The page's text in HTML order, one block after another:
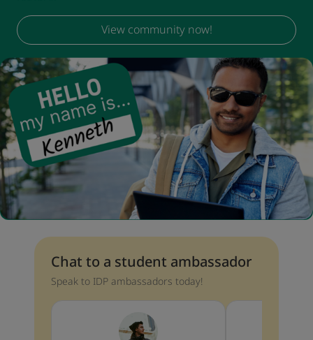
View community now!
Chat to a student ambassador
Speak to IDP ambassadors today!